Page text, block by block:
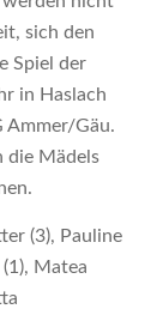
sich den
Spiel der
in Haslach
Ammer/Gäu.
die Mädels
(3), Pauline
Matea